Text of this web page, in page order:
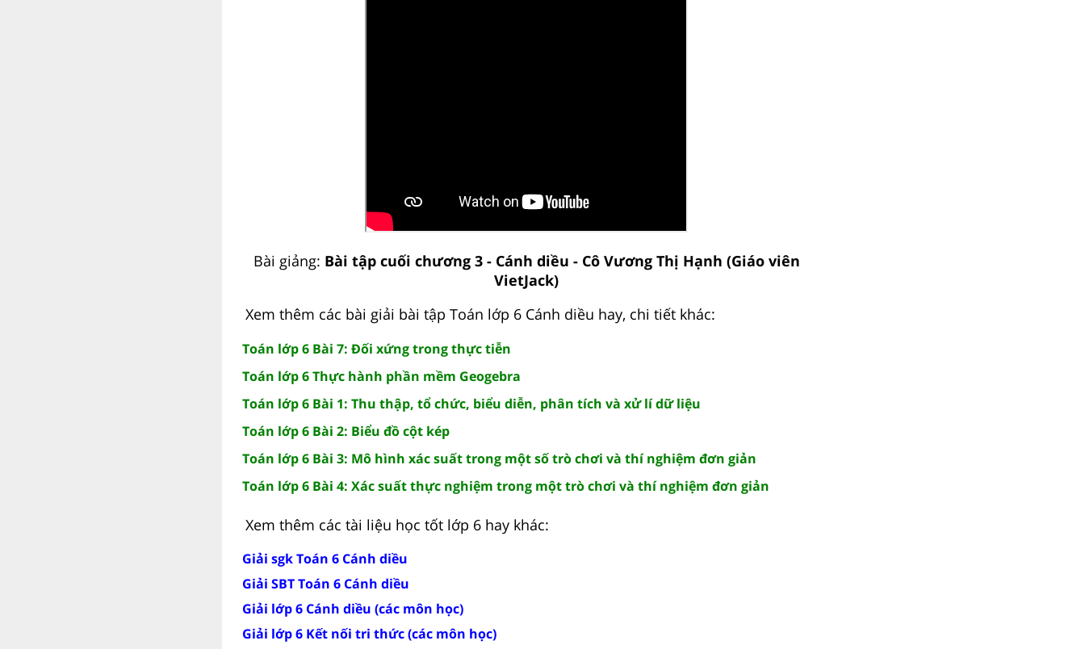
Bài giảng: Bài tập cuối chương 3 - Cánh diều - Cô Vương Thị Hạnh (Giáo viên
VietJack)
Xem thêm các bài giải bài tập Toán lớp 6 Cánh diều hay, chi tiết khác:
Toán lớp 6 Bài 7: Đối xứng trong thực tiễn
Toán lớp 6 Thực hành phần mềm Geogebra
Toán lớp 6 Bài 1: Thu thập, tổ chức, biểu diễn, phân tích và xử lí dữ liệu
Toán lớp 6 Bài 2: Biểu đồ cột kép
Toán lớp 6 Bài 3: Mô hình xác suất trong một số trò chơi và thí nghiệm đơn giản
Toán lớp 6 Bài 4: Xác suất thực nghiệm trong một trò chơi và thí nghiệm đơn giản
Xem thêm các tài liệu học tốt lớp 6 hay khác:
Giải sgk Toán 6 Cánh diều
Giải SBT Toán 6 Cánh diều
Giải lớp 6 Cánh diều (các môn học)
Giải lớp 6 Kết nối tri thức (các môn học)